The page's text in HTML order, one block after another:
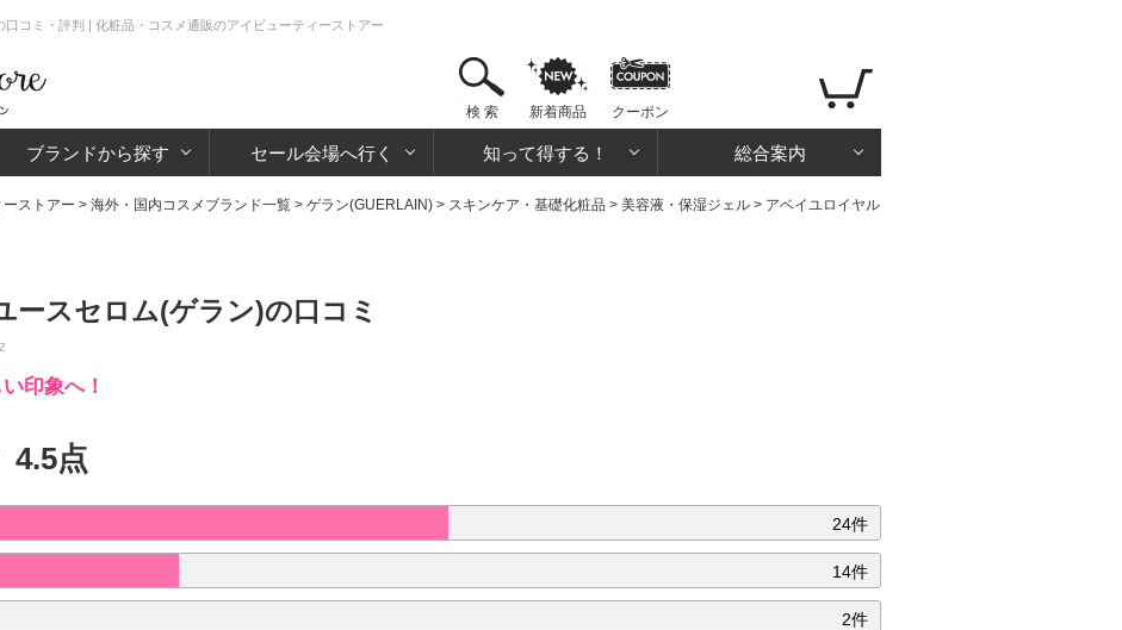
コミ・評判 | 化粧品・コスメ通販のアイビューティーストアー
検 索 新着商品 クーポン
ブランドから探す セール会場へ行く 知って得する！ 総合案内
ストアー > 海外・国内コスメブランド一覧 > ゲラン(GUERLAIN) > スキンケア・基礎化粧品 > 美容液・保湿ジェル > アベイユロイヤル
ースセロム(ゲラン)の口コミ
印象へ！
4.5点
24件
14件
2件